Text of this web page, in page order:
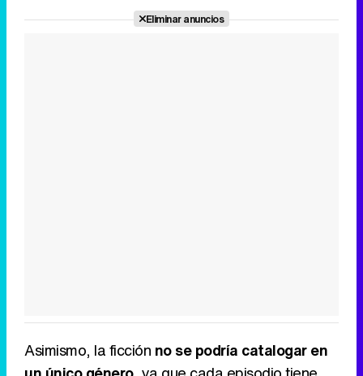
Eliminar anuncios
Asimismo, la ficción no se podría catalogar en